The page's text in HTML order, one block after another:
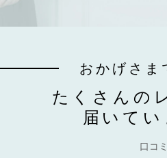
おかげさま
たくさんの
届いてい
口コ